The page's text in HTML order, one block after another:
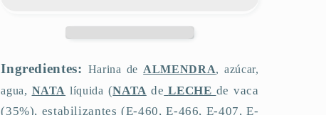
Ingredientes: Harina de ALMENDRA, azúcar,
agua, NATA líquida (NATA de LECHE de vaca
(35%), estabilizantes (E-460, E-466, E-407, E-